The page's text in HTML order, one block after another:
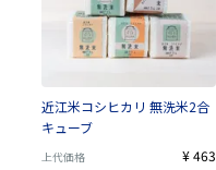
近江米コシヒカリ 無洗米2合
キューブ
上代価格 ¥ 463